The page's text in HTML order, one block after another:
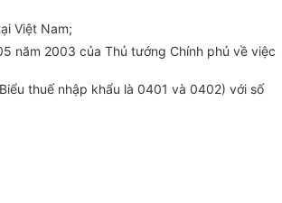
Việt Nam;
năm 2003 của Thủ tướng Chính phủ về việc
thuế nhập khẩu là 0401 và 0402) với số